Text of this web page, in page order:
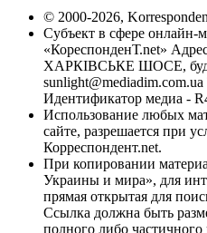
© 2000-2026,
Субъект в сфере онлайн-
«КореспонденТ.net»
ХАРКІВСЬКЕ ШОСЕ,
sunlight@mediadim.com.ua
Идентификатор медиа -
Использование любых
сайте, разрешается при
Корреспондент.net.
При копировании
Украины и мира», для
прямая открытая для
Ссылка должна быть
полного либо частичного